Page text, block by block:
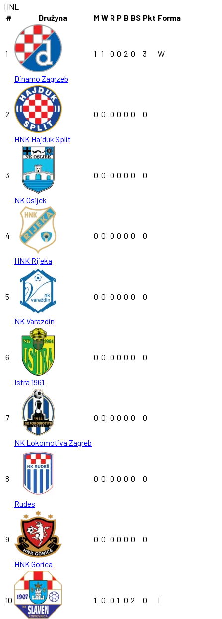
HNL
#
Drużyna M W R P B BS Pkt Forma
1
Dinamo Zagrzeb
1 1 0 0 2 0 3 W
2
HNK Hajduk Split
0 0 0 0 0 0 0
3
NK Osijek
0 0 0 0 0 0 0
4
HNK Rijeka
0 0 0 0 0 0 0
5
NK Varazdin
0 0 0 0 0 0 0
6
Istra 1961
0 0 0 0 0 0 0
7
NK Lokomotiva Zagreb
0 0 0 0 0 0 0
8
Rudes
0 0 0 0 0 0 0
9
HNK Gorica
0 0 0 0 0 0 0
10 1 0 0 1 0 2 0 L